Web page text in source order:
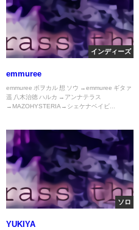
インディーズ
emmuree
emmuree ボヲカル 想 ソウ →emmuree ギタァ
遥 八木治徳 ハルカ →アンナテラス
→MAZOHYSTERIA→シェケナベイビ...
ソロ
YUKIYA